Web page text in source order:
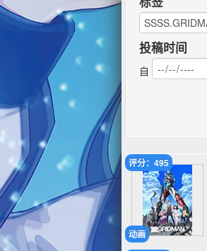
投稿时间
自
动画
评分：495